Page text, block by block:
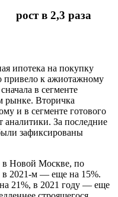
рост в 2,3 раза
ипотека на покупку
привело к ажиотажному
в сегменте
рынке. Вторичка
и в сегменте готового
аналитики. За последние
зафиксированы
в Новой Москве, по
2021-м — еще на 15%.
21%, в 2021 году — еще